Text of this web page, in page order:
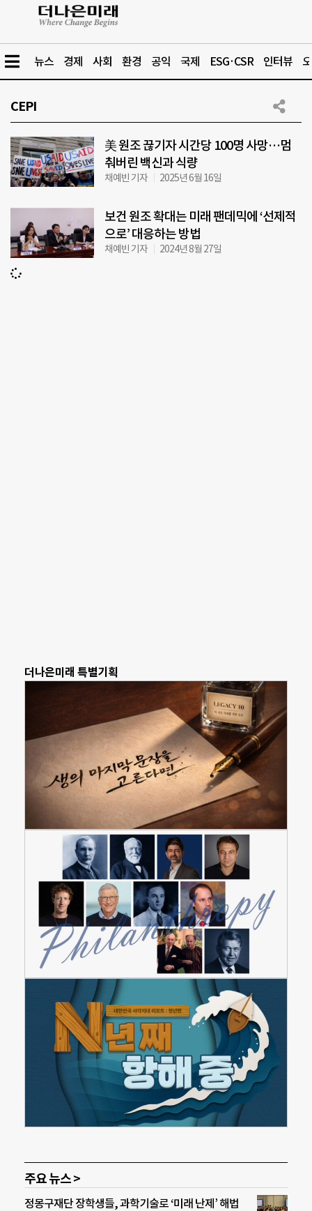
뉴스 경제 사회 환경 공익 국제 ESG·CSR 인터뷰
CEPI
美 원조 끊기자 시간당 100명 사망…멈
춰버린 백신과 식량
채예빈 기자 2025년 6월 16일
보건 원조 확대는 미래 팬데믹에 ‘선제적
으로’ 대응하는 방법
채예빈 기자 2024년 8월 27일
더나은미래 특별기획
주요 뉴스 >
정몽구재단 장학생들, 과학기술로 ‘미래 난제’ 해법